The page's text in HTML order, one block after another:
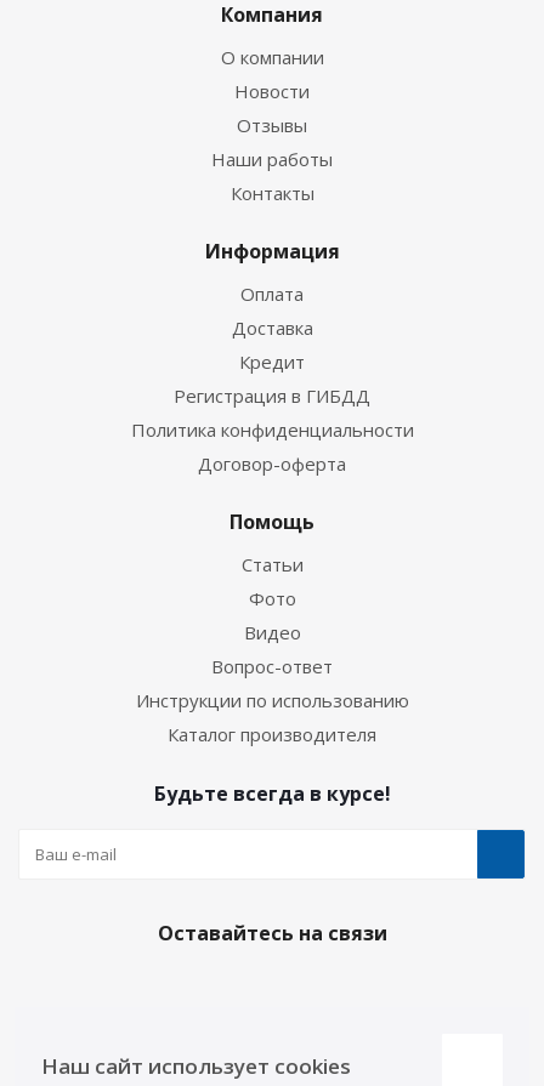
Компания
О компании
Новости
Отзывы
Наши работы
Контакты
Информация
Оплата
Доставка
Кредит
Регистрация в ГИБДД
Политика конфиденциальности
Договор-оферта
Помощь
Статьи
Фото
Видео
Вопрос-ответ
Инструкции по использованию
Каталог производителя
Будьте всегда в курсе!
Оставайтесь на связи
Наши контакты
Наш сайт использует cookies